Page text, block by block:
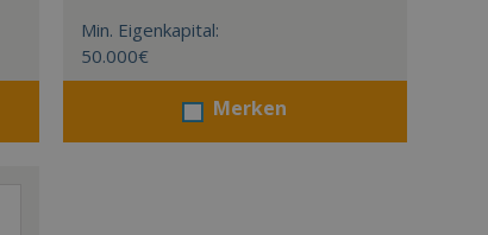
Min. Eigenkapital:
50.000€
Merken